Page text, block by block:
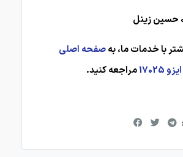
با خدمات ما، بهصفحه اصلی
مراجعه کنید.